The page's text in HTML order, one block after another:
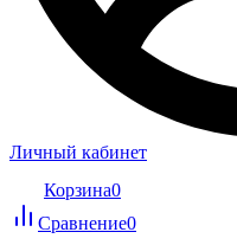
Личный кабинет
Корзина0
Сравнение0